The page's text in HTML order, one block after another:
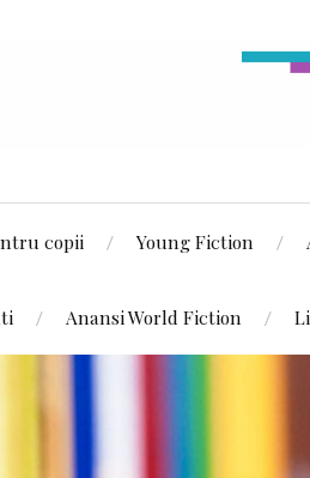
copii Young Fiction
Anansi World Fiction